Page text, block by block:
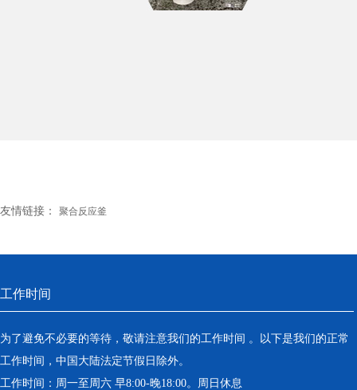
友情链接： 聚合反应釜
工作时间
为了避免不必要的等待，敬请注意我们的工作时间 。以下是我们的正常
工作时间，中国大陆法定节假日除外。
工作时间：周一至周六 早8:00-晚18:00。周日休息